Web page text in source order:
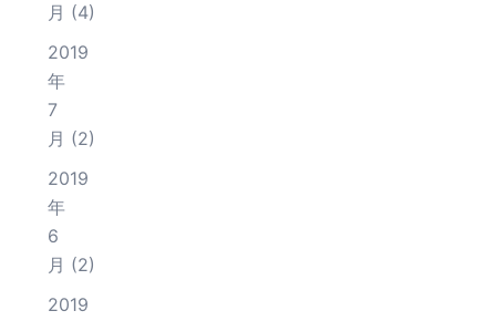
月 (4)
2019
年
7
月 (2)
2019
年
6
月 (2)
2019